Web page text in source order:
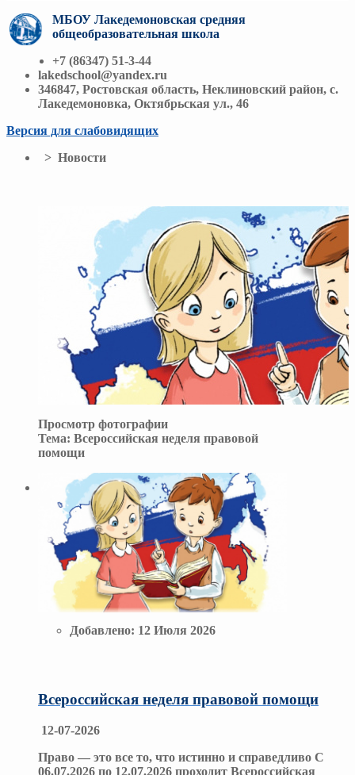
МБОУ Лакедемоновская средняя
общеобразовательная школа
+7 (86347) 51-3-44
lakedschool@yandex.ru
346847, Ростовская область, Неклиновский район, с.
Лакедемоновка, Октябрьская ул., 46
Версия для слабовидящих
> Новости
Просмотр фотографии
Тема: Всероссийская неделя правовой
помощи
Добавлено: 12 Июля 2026
Всероссийская неделя правовой помощи
12-07-2026
Право — это все то, что истинно и справедливо С
06.07.2026 по 12.07.2026 проходит Всероссийская